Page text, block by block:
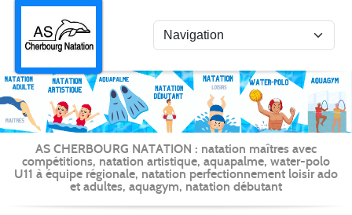
AS CHERBOURG NATATION : natation maîtres avec
compétitions, natation artistique, aquapalme, water-polo
U11 à équipe régionale, natation perfectionnement loisir ado
et adultes, aquagym, natation débutant
Panneau de gestion des cookies